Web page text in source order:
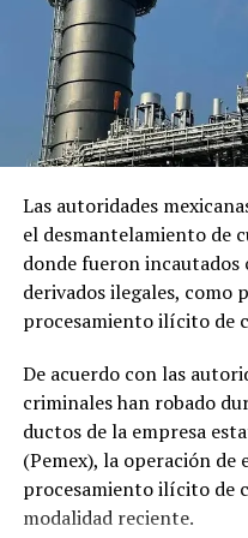
Bogotá, donde transitan
vehículos. La tragedia ha
reflexión sobre el
viales en la ciudad, con
fatalidades.
Comparte esto:
Facebook
Me gusta esto:
Las autoridades
el desmantelamiento de
donde fueron
derivados ilegales, como
procesamiento ilícito de
De acuerdo con las
criminales han robado
ductos de la empresa
(Pemex), la operación de
procesamiento ilícito de
modalidad reciente.